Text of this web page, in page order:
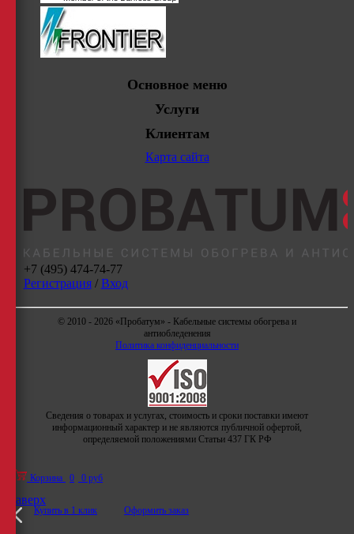
Основное меню
Услуги
Клиентам
Карта сайта
+7 (495) 474-74-77
Регистрация/ Вход
© 2010 - 2026 «Пробатум» - Кабельные системы обогрева и
антиобледенения
Политика конфиденциальности
Сведения о товарах и услугах, стоимость и сроки поставки имеют
информационный характер и не являются публичной офертой,
определяемой положениями Статьи 437 ГК РФ
Корзина 0 0 руб
Купить в 1 клик Оформить заказ
Наверх